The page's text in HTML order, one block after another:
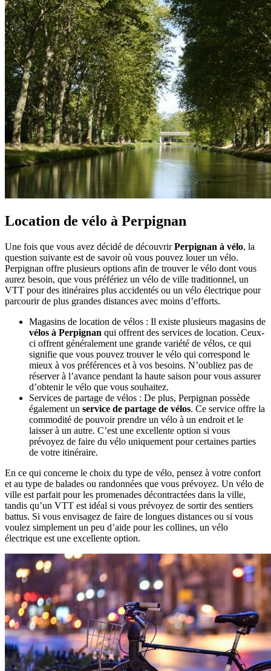
Location de vélo à Perpignan
Une fois que vous avez décidé de découvrirPerpignan à vélo, la
question suivante est de savoir où vous pouvez louer un vélo.
Perpignan offre plusieurs options afin de trouver le vélo dont vous
aurez besoin, que vous préfériez un vélo de ville traditionnel, un
VTT pour des itinéraires plus accidentés ou un vélo électrique pour
parcourir de plus grandes distances avec moins d’efforts.
Magasins de location de vélos : Il existe plusieurs magasins de
vélos à Perpignan qui offrent des services de location. Ceux-
ci offrent généralement une grande variété de vélos, ce qui
signifie que vous pouvez trouver le vélo qui correspond le
mieux à vos préférences et à vos besoins. N’oubliez pas de
réserver à l’avance pendant la haute saison pour vous assurer
d’obtenir le vélo que vous souhaitez.
Services de partage de vélos : De plus, Perpignan possède
également un service de partage de vélos. Ce service offre la
commodité de pouvoir prendre un vélo à un endroit et le
laisser à un autre. C’est une excellente option si vous
prévoyez de faire du vélo uniquement pour certaines parties
de votre itinéraire.
En ce qui concerne le choix du type de vélo, pensez à votre confort
et au type de balades ou randonnées que vous prévoyez. Un vélo de
ville est parfait pour les promenades décontractées dans la ville,
tandis qu’un VTT est idéal si vous prévoyez de sortir des sentiers
battus. Si vous envisagez de faire de longues distances ou si vous
voulez simplement un peu d’aide pour les collines, un vélo
électrique est une excellente option.